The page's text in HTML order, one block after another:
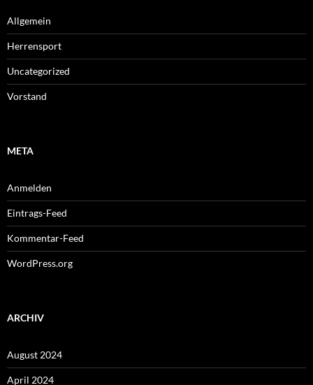
Allgemein
Herrensport
Uncategorized
Vorstand
META
Anmelden
Eintrags-Feed
Kommentar-Feed
WordPress.org
ARCHIV
August 2024
April 2024